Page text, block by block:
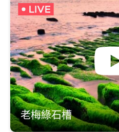
老梅綠石槽